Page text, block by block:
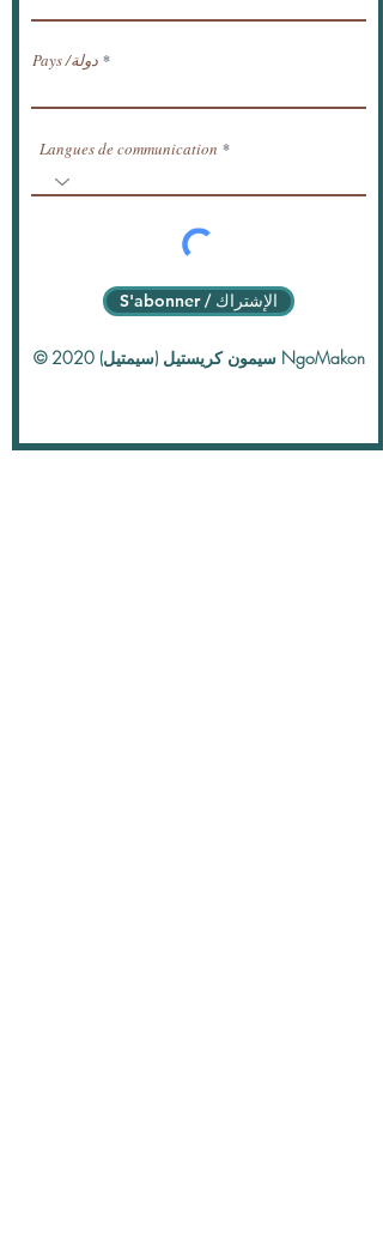
Pays /دولة
Langues de communication
S'abonner / الإشتراك
© 2020 سيمون كريستيل (سيمتيل) NgoMakon